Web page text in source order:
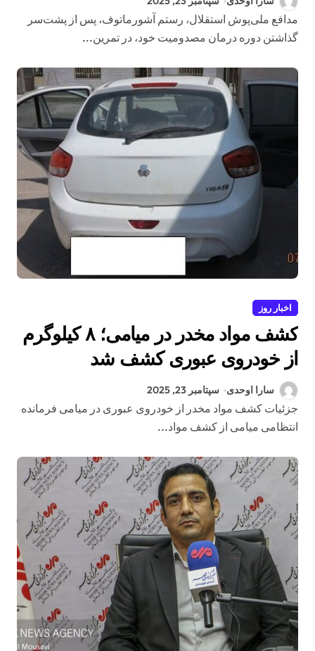
مدافع ملی‌پوش استقلال، رستم آشورماتوف، پس از پشت‌سر
گذاشتن دوره درمان مصدومیت خود، در تمرین...
اخبار روز
کشف مواد مخدر در میامی؛ ۸ کیلوگرم
از خودروی عبوری کشف شد
سارا اوحدی سپتامبر 23, 2025
جزئیات کشف مواد مخدر از خودروی عبوری در میامی فرمانده
انتظامی میامی از کشف مواد...